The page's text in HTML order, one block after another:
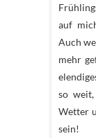
auf
Auch
mehr
so
Wetter
sein!